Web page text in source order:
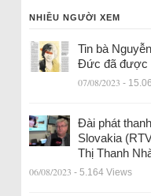
NHIỀU NGƯỜI XEM
Tin bà
Đức đã được
07/08/2023 -
Đài phát
Slovakia
Thị Thanh
06/08/2023 - 5.164 Views